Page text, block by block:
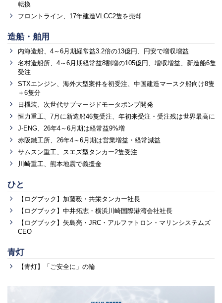
転換
フロントライン、17年建造VLCC2隻を売却
造船・舶用
内海造船、4～6月期経常益3.2倍の13億円、円安で増収増益
名村造船所、4～6月期経常益8割増の105億円、増収増益、新造船6隻
受注
STXエンジン、海外大型案件を初受注、中国建造マースク船向け8隻
＋6隻分
日機装、次世代サブマージドモータポンプ開発
恒力重工、7月に新造船46隻受注、年初来受注・受注残は世界最高に
J-ENG、26年4～6月期は経常益9%増
赤阪鐵工所、26年4～6月期は営業増益・経常減益
サムスン重工、スエズ型タンカー2隻受注
川崎重工、熊本地震で義援金
ひと
【ログブック】加藤毅・共栄タンカー社長
【ログブック】中井拓志・横浜川崎国際港湾会社社長
【ログブック】矢島亮・JRC・アルファトロン・マリンシステムズ
CEO
青灯
【青灯】「ご安全に」の輪